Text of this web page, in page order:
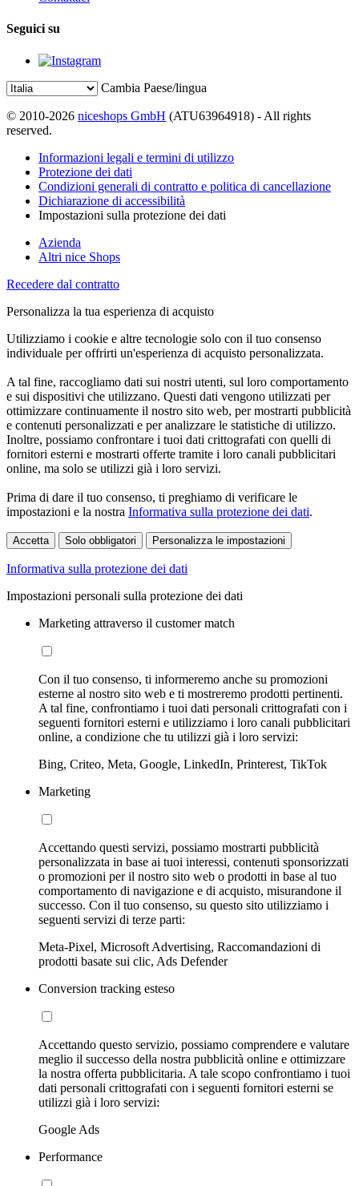
Seguici su
Cambia Paese/lingua
© 2010-2026 niceshops GmbH (ATU63964918) - All rights
reserved.
Informazioni legali e termini di utilizzo
Protezione dei dati
Condizioni generali di contratto e politica di cancellazione
Dichiarazione di accessibilità
Impostazioni sulla protezione dei dati
Azienda
Altri nice Shops
Recedere dal contratto
Personalizza la tua esperienza di acquisto
Utilizziamo i cookie e altre tecnologie solo con il tuo consenso
individuale per offrirti un'esperienza di acquisto personalizzata.
A tal fine, raccogliamo dati sui nostri utenti, sul loro comportamento
e sui dispositivi che utilizzano. Questi dati vengono utilizzati per
ottimizzare continuamente il nostro sito web, per mostrarti pubblicità
e contenuti personalizzati e per analizzare le statistiche di utilizzo.
Inoltre, possiamo confrontare i tuoi dati crittografati con quelli di
fornitori esterni e mostrarti offerte tramite i loro canali pubblicitari
online, ma solo se utilizzi già i loro servizi.
Prima di dare il tuo consenso, ti preghiamo di verificare le
impostazioni e la nostra Informativa sulla protezione dei dati.
Accetta Solo obbligatori Personalizza le impostazioni
Informativa sulla protezione dei dati
Impostazioni personali sulla protezione dei dati
Marketing attraverso il customer match
Con il tuo consenso, ti informeremo anche su promozioni
esterne al nostro sito web e ti mostreremo prodotti pertinenti.
A tal fine, confrontiamo i tuoi dati personali crittografati con i
seguenti fornitori esterni e utilizziamo i loro canali pubblicitari
online, a condizione che tu utilizzi già i loro servizi:
Bing, Criteo, Meta, Google, LinkedIn, Printerest, TikTok
Marketing
Accettando questi servizi, possiamo mostrarti pubblicità
personalizzata in base ai tuoi interessi, contenuti sponsorizzati
o promozioni per il nostro sito web o prodotti in base al tuo
comportamento di navigazione e di acquisto, misurandone il
successo. Con il tuo consenso, su questo sito utilizziamo i
seguenti servizi di terze parti:
Meta-Pixel, Microsoft Advertising, Raccomandazioni di
prodotti basate sui clic, Ads Defender
Conversion tracking esteso
Accettando questo servizio, possiamo comprendere e valutare
meglio il successo della nostra pubblicità online e ottimizzare
la nostra offerta pubblicitaria. A tale scopo confrontiamo i tuoi
dati personali crittografati con i seguenti fornitori esterni se
utilizzi già i loro servizi:
Google Ads
Performance